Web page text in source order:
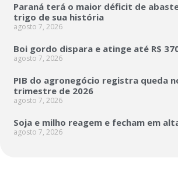
Paraná terá o maior déficit de
trigo de sua história
agosto 7, 2026
Boi gordo dispara e atinge até R$
agosto 7, 2026
PIB do agronegócio registra queda
trimestre de 2026
agosto 7, 2026
Soja e milho reagem e fecham em
agosto 7, 2026